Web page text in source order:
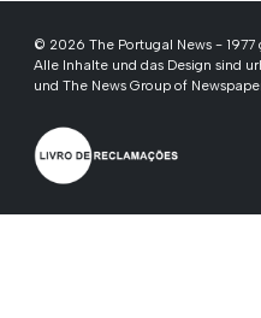
© 2026 The Portugal News - 1977
Alle Inhalte und das Design sind
und The News Group of